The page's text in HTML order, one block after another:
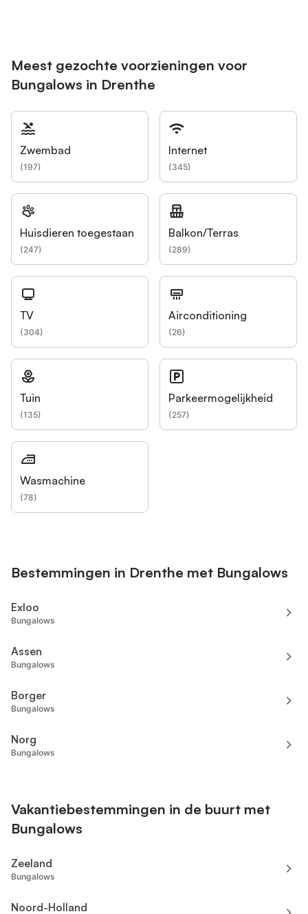
Meest gezochte voorzieningen voor
Bungalows in Drenthe
Zwembad
(197)
Internet
(345)
Huisdieren toegestaan
(247)
Balkon/Terras
(289)
TV
(304)
Airconditioning
(26)
Tuin
(135)
Parkeermogelijkheid
(257)
Wasmachine
(78)
Bestemmingen in Drenthe met Bungalows
Exloo
Bungalows
Assen
Bungalows
Borger
Bungalows
Norg
Bungalows
Vakantiebestemmingen in de buurt met
Bungalows
Zeeland
Bungalows
Noord-Holland